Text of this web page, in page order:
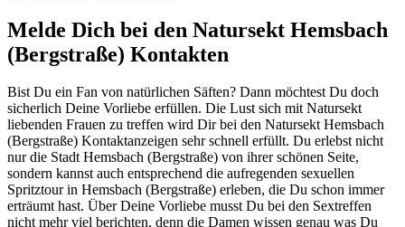
Melde Dich bei den Natursekt Hemsbach
(Bergstraße) Kontakten
Bist Du ein Fan von natürlichen Säften? Dann möchtest Du doch
sicherlich Deine Vorliebe erfüllen. Die Lust sich mit Natursekt
liebenden Frauen zu treffen wird Dir bei den Natursekt Hemsbach
(Bergstraße) Kontaktanzeigen sehr schnell erfüllt. Du erlebst nicht
nur die Stadt Hemsbach (Bergstraße) von ihrer schönen Seite,
sondern kannst auch entsprechend die aufregenden sexuellen
Spritztour in Hemsbach (Bergstraße) erleben, die Du schon immer
erträumt hast. Über Deine Vorliebe musst Du bei den Sextreffen
nicht mehr viel berichten, denn die Damen wissen genau was Du